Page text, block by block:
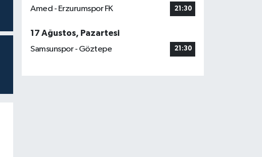
Amed - Erzurumspor FK 21:30
17 Ağustos, Pazartesi
Samsunspor - Göztepe
21:30